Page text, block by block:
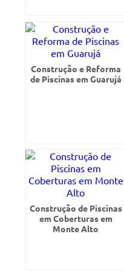
Construção e Reforma
de Piscinas em Guarujá
Construção de Piscinas
em Coberturas em
Monte Alto